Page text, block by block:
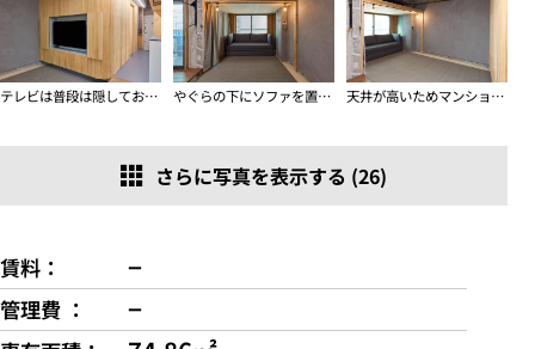
テレビは普段は隠しておけます（テレビは残置物として備付） やぐらの下にソファを置いて、来客時にはサッと隠すこともできます 天井が高いためマンションでは珍しく天井カセット式エアコンが設置済み
さらに写真を表示する (26)
賃料 −
管理費 −